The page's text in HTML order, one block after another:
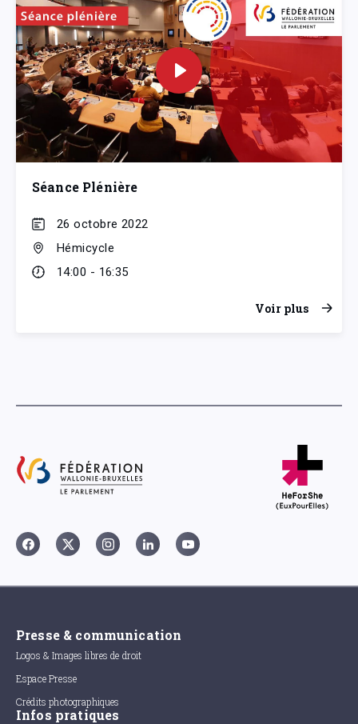
Séance Plénière
26 octobre 2022
Hémicycle
14:00 - 16:35
Voir plus
Presse & communication
Logos & Images libres de droit
Espace Presse
Crédits photographiques
Infos pratiques